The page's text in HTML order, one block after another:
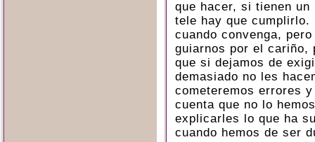
que hacer, si tienen
tele hay que cumplirlo.
cuando convenga,
guiarnos por el cariño,
que si dejamos de
demasiado no les
cometeremos errores
cuenta que no lo
explicarles lo que ha
cuando hemos de ser